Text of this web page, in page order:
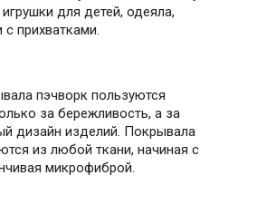
для детей, одеяла,
прихватками.
пэчворк пользуются
за бережливость, а за
дизайн изделий. Покрывала
из любой ткани, начиная с
микрофиброй.